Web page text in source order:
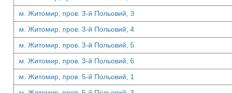
м. Житомир, пров. 3-й Польовий, 3
м. Житомир, пров. 3-й Польовий, 4
м. Житомир, пров. 3-й Польовий, 5
м. Житомир, пров. 3-й Польовий, 6
м. Житомир, пров. 5-й Польовий, 1